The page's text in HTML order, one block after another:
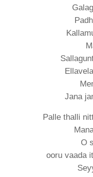
Jana
Palle thalli
O
ooru vaada